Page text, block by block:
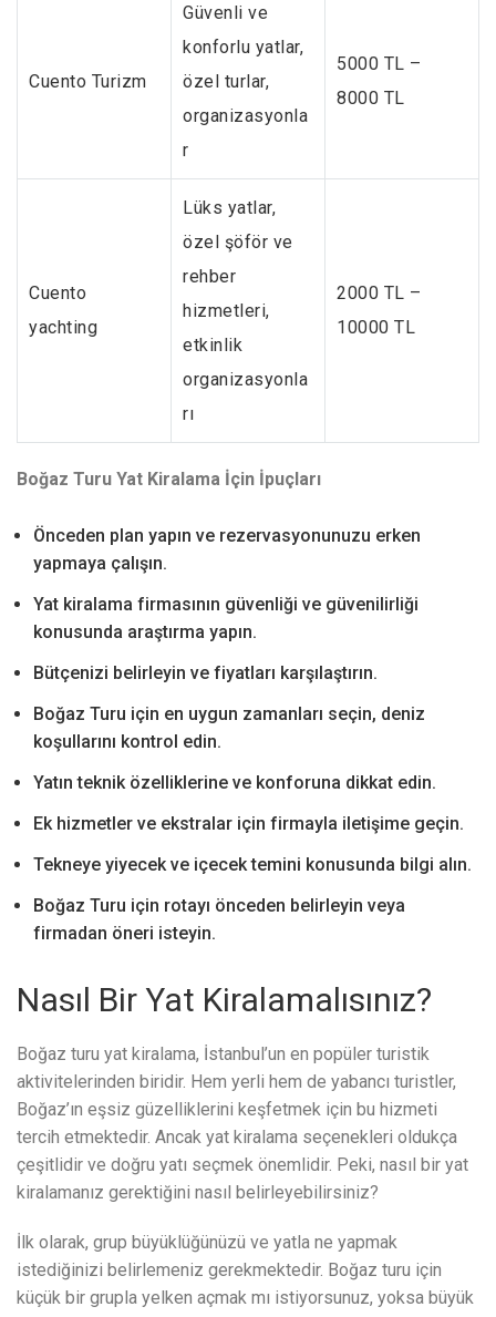
Cuento Turizm
Güvenli ve
konforlu yatlar,
özel turlar,
organizasyonla
r
5000 TL –
8000 TL
Cuento
yachting
Lüks yatlar,
özel şöför ve
rehber
hizmetleri,
etkinlik
organizasyonla
rı
2000 TL –
10000 TL
Boğaz Turu Yat Kiralama İçin İpuçları
Önceden plan yapın ve rezervasyonunuzu erken
yapmaya çalışın.
Yat kiralama firmasının güvenliği ve güvenilirliği
konusunda araştırma yapın.
Bütçenizi belirleyin ve fiyatları karşılaştırın.
Boğaz Turu için en uygun zamanları seçin, deniz
koşullarını kontrol edin.
Yatın teknik özelliklerine ve konforuna dikkat edin.
Ek hizmetler ve ekstralar için firmayla iletişime geçin.
Tekneye yiyecek ve içecek temini konusunda bilgi alın.
Boğaz Turu için rotayı önceden belirleyin veya
firmadan öneri isteyin.
Nasıl Bir Yat Kiralamalısınız?
Boğaz turu yat kiralama, İstanbul’un en popüler turistik
aktivitelerinden biridir. Hem yerli hem de yabancı turistler,
Boğaz’ın eşsiz güzelliklerini keşfetmek için bu hizmeti
tercih etmektedir. Ancak yat kiralama seçenekleri oldukça
çeşitlidir ve doğru yatı seçmek önemlidir. Peki, nasıl bir yat
kiralamanız gerektiğini nasıl belirleyebilirsiniz?
İlk olarak, grup büyüklüğünüzü ve yatla ne yapmak
istediğinizi belirlemeniz gerekmektedir. Boğaz turu için
küçük bir grupla yelken açmak mı istiyorsunuz, yoksa büyük